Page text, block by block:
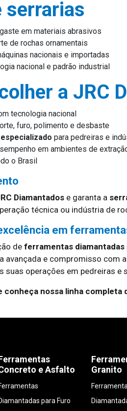
serrarias
em materiais abrasivos
de rochas ornamentais
nacionais e importadas
nacional e padrão industrial
a JRC
tecnologia nacional
furo, polimento e desbaste
para pedreiras e
em ambientes de
o Brasil
Diamantados e garanta a
técnica ou indústria de
em
de ferramentas
avançada e compromisso com
suas operações em pedreiras e
nossa linha completa
e Asfalto
para Furo
Granito